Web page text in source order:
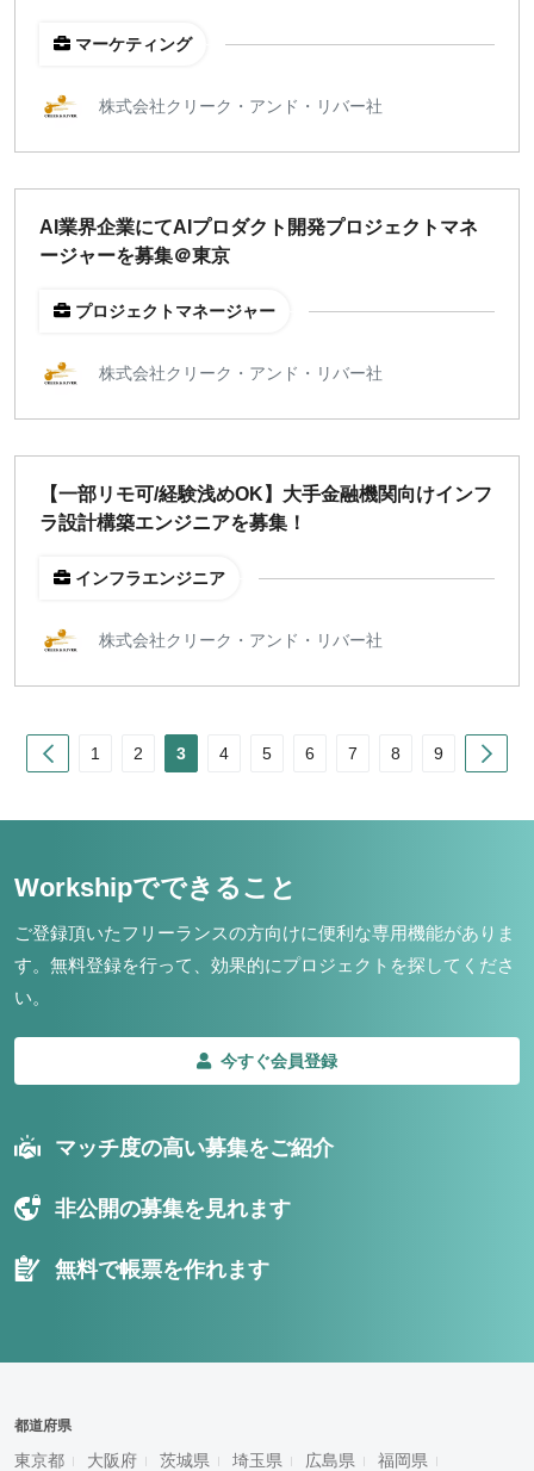
マーケティング
株式会社クリーク・アンド・リバー社
AI業界企業にてAIプロダクト開発プロジェクトマネ
ージャーを募集＠東京
プロジェクトマネージャー
株式会社クリーク・アンド・リバー社
【一部リモ可/経験浅めOK】大手金融機関向けインフ
ラ設計構築エンジニアを募集！
インフラエンジニア
株式会社クリーク・アンド・リバー社
Prev1 2 3 4 5 6 7 8 9
Workshipでできること
ご登録頂いたフリーランスの方向けに便利な専用機能がありま
す。 無料登録を行って、効果的にプロジェクトを探してくださ
い。
今すぐ会員登録
マッチ度の高い募集をご紹介
非公開の募集を見れます
無料で帳票を作れます
都道府県
東京都 大阪府 茨城県 埼玉県 広島県 福岡県